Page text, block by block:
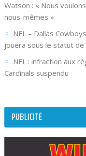
Watson : « Nous
nous-mêmes »
NFL – Dallas
jouera sous le statut de
NFL : infraction aux
Cardinals suspendu
PUBLICITÉ